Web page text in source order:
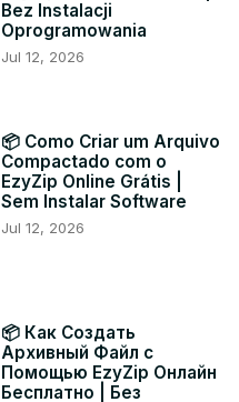
Bez Instalacji
Oprogramowania
Jul 12, 2026
📦 Como Criar um Arquivo
Compactado com o
EzyZip Online Grátis |
Sem Instalar Software
Jul 12, 2026
📦 Как Создать
Архивный Файл с
Помощью EzyZip Онлайн
Бесплатно | Без